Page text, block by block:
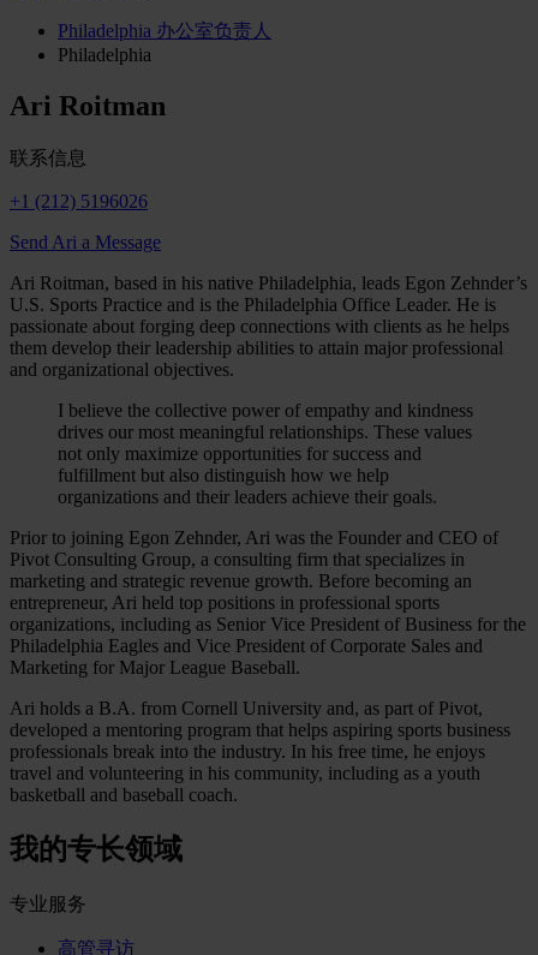
Philadelphia 办公室负责人
Philadelphia
Ari Roitman
联系信息
+1 (212) 5196026
Send Ari a Message
Ari Roitman, based in his native Philadelphia, leads Egon Zehnder’s
U.S. Sports Practice and is the Philadelphia Office Leader. He is
passionate about forging deep connections with clients as he helps
them develop their leadership abilities to attain major professional
and organizational objectives.
I believe the collective power of empathy and kindness
drives our most meaningful relationships. These values
not only maximize opportunities for success and
fulfillment but also distinguish how we help
organizations and their leaders achieve their goals.
Prior to joining Egon Zehnder, Ari was the Founder and CEO of
Pivot Consulting Group, a consulting firm that specializes in
marketing and strategic revenue growth. Before becoming an
entrepreneur, Ari held top positions in professional sports
organizations, including as Senior Vice President of Business for the
Philadelphia Eagles and Vice President of Corporate Sales and
Marketing for Major League Baseball.
Ari holds a B.A. from Cornell University and, as part of Pivot,
developed a mentoring program that helps aspiring sports business
professionals break into the industry. In his free time, he enjoys
travel and volunteering in his community, including as a youth
basketball and baseball coach.
我的专长领域
专业服务
高管寻访